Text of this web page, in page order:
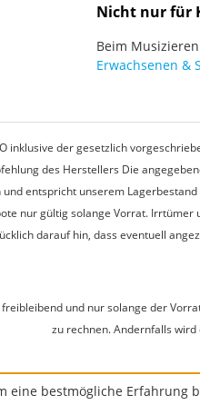
Nicht nur für
Beim
Erwachsenen &
inklusive der gesetzlich
des Herstellers Die
entspricht unserem
nur gültig solange Vorrat.
darauf hin, dass eventuell
und nur solange der
zu rechnen. Andernfalls
eine bestmögliche Erfahrung